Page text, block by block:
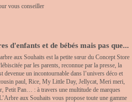
vous conseiller
d'enfants et de bébés mais pas que...
aux Souhaits est la petite sœur du Concept Store
par les parents, reconnue par la presse, la
devenue un incontournable dans l’univers déco et
paul, Rice, My Little Day, Jellycat, Meri meri,
Pan… : à travers une multitude de marques
aux Souhaits vous propose toute une gamme